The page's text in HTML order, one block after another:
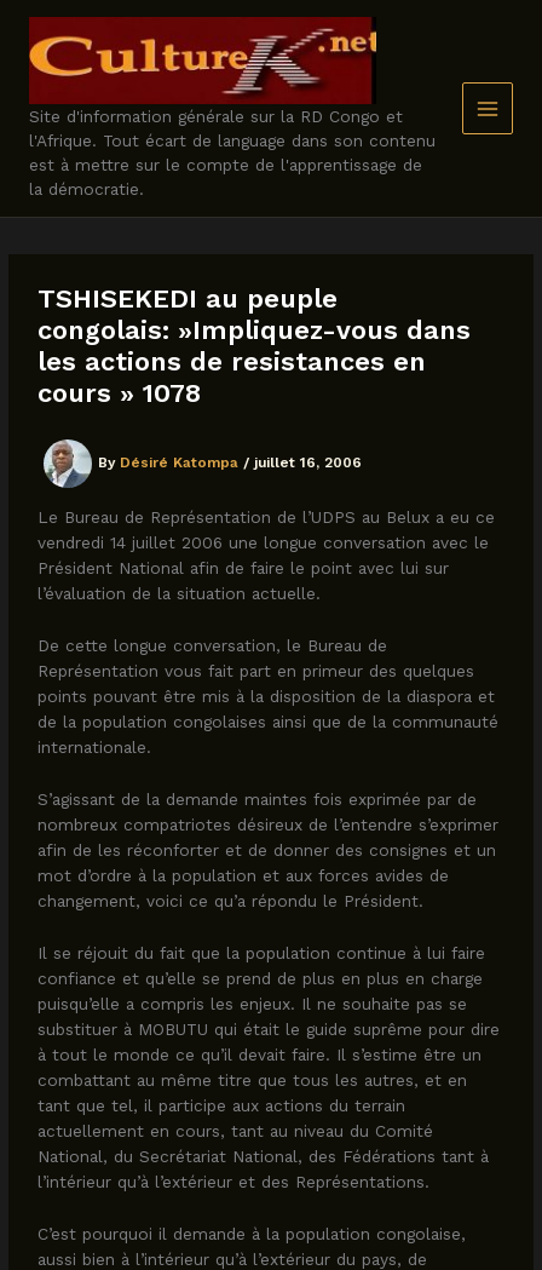
content
Site d'information générale sur la RD Congo et
l'Afrique. Tout écart de language dans son contenu
est à mettre sur le compte de l'apprentissage de
la démocratie.
TSHISEKEDI au peuple
congolais: »Impliquez-vous dans
les actions de resistances en
cours » 1078
By Désiré Katompa / juillet 16, 2006
Le Bureau de Représentation de l’UDPS au Belux a eu ce
vendredi 14 juillet 2006 une longue conversation avec le
Président National afin de faire le point avec lui sur
l’évaluation de la situation actuelle.
De cette longue conversation, le Bureau de
Représentation vous fait part en primeur des quelques
points pouvant être mis à la disposition de la diaspora et
de la population congolaises ainsi que de la communauté
internationale.
S’agissant de la demande maintes fois exprimée par de
nombreux compatriotes désireux de l’entendre s’exprimer
afin de les réconforter et de donner des consignes et un
mot d’ordre à la population et aux forces avides de
changement, voici ce qu’a répondu le Président.
Il se réjouit du fait que la population continue à lui faire
confiance et qu’elle se prend de plus en plus en charge
puisqu’elle a compris les enjeux. Il ne souhaite pas se
substituer à MOBUTU qui était le guide suprême pour dire
à tout le monde ce qu’il devait faire. Il s’estime être un
combattant au même titre que tous les autres, et en
tant que tel, il participe aux actions du terrain
actuellement en cours, tant au niveau du Comité
National, du Secrétariat National, des Fédérations tant à
l’intérieur qu’à l’extérieur et des Représentations.
C’est pourquoi il demande à la population congolaise,
aussi bien à l’intérieur qu’à l’extérieur du pays, de